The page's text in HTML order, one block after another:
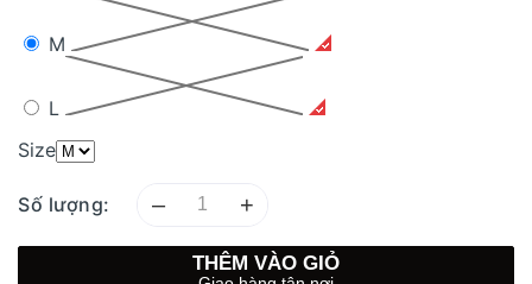
M
L
Size
Số lượng: – +
THÊM VÀO GIỎ